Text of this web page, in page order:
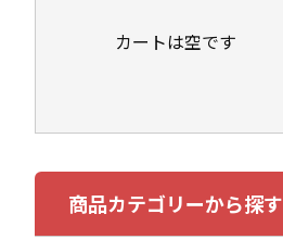
カートは空です
商品カテゴリーから探す